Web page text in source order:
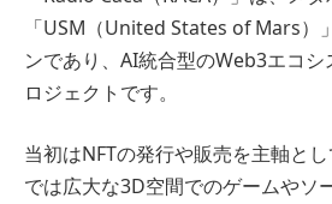
「USM（United States of Mars）
ンであり、AI統合型のWeb3エコ
ロジェクトです。
当初はNFTの発行や販売を主軸と
では広大な3D空間でのゲームやソ